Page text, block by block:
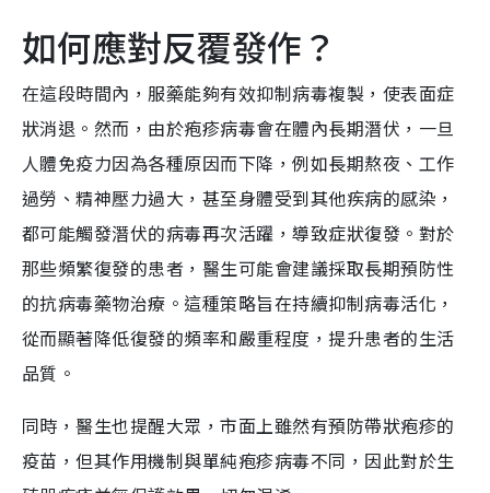
如何應對反覆發作？
在這段時間內，服藥能夠有效抑制病毒複製，使表面症
狀消退。然而，由於疱疹病毒會在體內長期潛伏，一旦
人體免疫力因為各種原因而下降，例如長期熬夜、工作
過勞、精神壓力過大，甚至身體受到其他疾病的感染，
都可能觸發潛伏的病毒再次活躍，導致症狀復發。對於
那些頻繁復發的患者，醫生可能會建議採取長期預防性
的抗病毒藥物治療。這種策略旨在持續抑制病毒活化，
從而顯著降低復發的頻率和嚴重程度，提升患者的生活
品質。
同時，醫生也提醒大眾，市面上雖然有預防帶狀疱疹的
疫苗，但其作用機制與單純疱疹病毒不同，因此對於生